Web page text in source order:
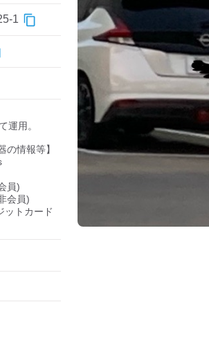
1
運用。
情報等】
員)
会員)
ットカード